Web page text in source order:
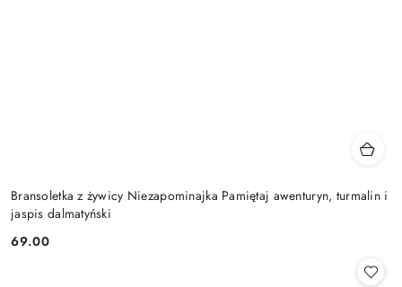
Bransoletka z żywicy Niezapominajka Pamiętaj awenturyn, turmalin i
jaspis dalmatyński
Cena:
69.00